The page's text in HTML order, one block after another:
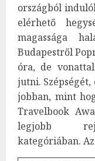
országból
elérhető
magassága
Budapestről
óra, de
jutni.
jobban, mint
Travelbook
legjobb
kategóriában.